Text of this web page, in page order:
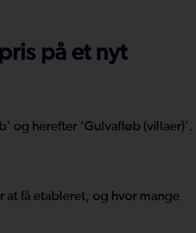
på et nyt
og herefter ‘Gulvafløb (villaer)’.
at få etableret, og hvor mange